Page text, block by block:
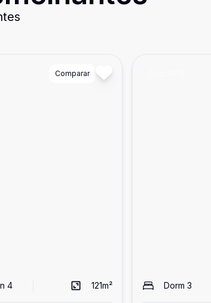
Comparar
4 121m² Dorm 3